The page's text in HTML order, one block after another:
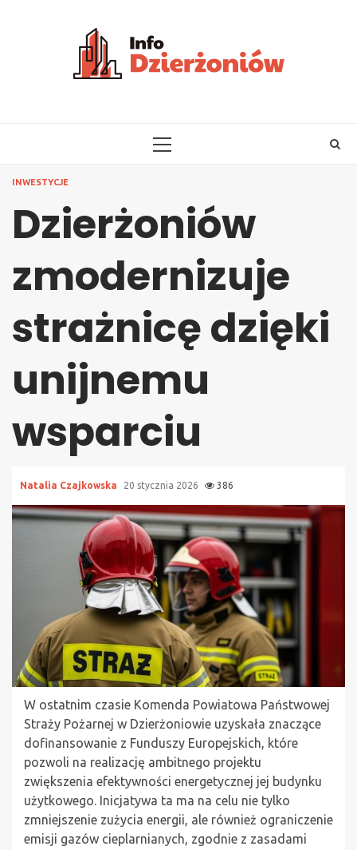
PRIMARY
INWESTYCJE
Dzierżoniów
zmodernizuje
strażnicę dzięki
unijnemu
wsparciu
Natalia Czajkowska 20 stycznia 2026 386
W ostatnim czasie Komenda Powiatowa Państwowej
Straży Pożarnej w Dzierżoniowie uzyskała znaczące
dofinansowanie z Funduszy Europejskich, które
pozwoli na realizację ambitnego projektu
zwiększenia efektywności energetycznej jej budynku
użytkowego. Inicjatywa ta ma na celu nie tylko
zmniejszenie zużycia energii, ale również ograniczenie
emisji gazów cieplarnianych, zgodnie z zasadami